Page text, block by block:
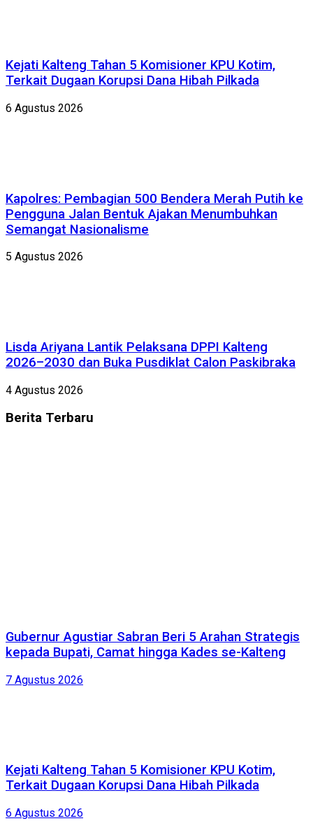
Kejati Kalteng Tahan 5 Komisioner KPU Kotim,
Terkait Dugaan Korupsi Dana Hibah Pilkada
6 Agustus 2026
Kapolres: Pembagian 500 Bendera Merah Putih ke
Pengguna Jalan Bentuk Ajakan Menumbuhkan
Semangat Nasionalisme
5 Agustus 2026
Lisda Ariyana Lantik Pelaksana DPPI Kalteng
2026–2030 dan Buka Pusdiklat Calon Paskibraka
4 Agustus 2026
Berita Terbaru
Gubernur Agustiar Sabran Beri 5 Arahan Strategis
kepada Bupati, Camat hingga Kades se-Kalteng
7 Agustus 2026
Kejati Kalteng Tahan 5 Komisioner KPU Kotim,
Terkait Dugaan Korupsi Dana Hibah Pilkada
6 Agustus 2026